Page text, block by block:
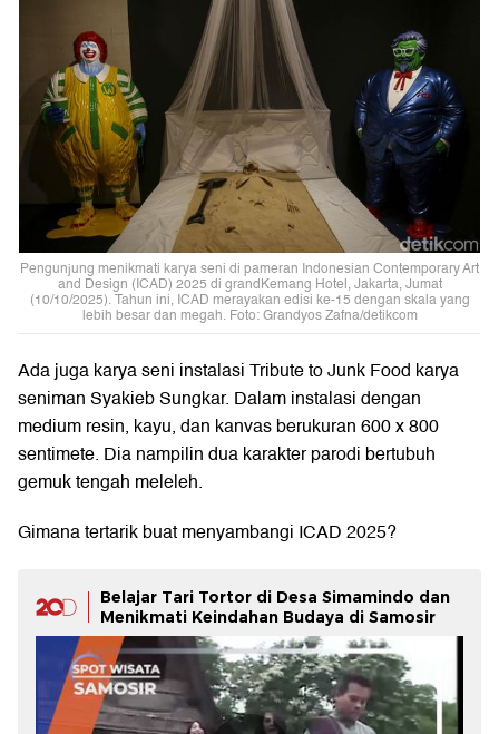
Pengunjung menikmati karya seni di pameran Indonesian Contemporary Art
and Design (ICAD) 2025 di grandKemang Hotel, Jakarta, Jumat
(10/10/2025). Tahun ini, ICAD merayakan edisi ke-15 dengan skala yang
lebih besar dan megah. Foto: Grandyos Zafna/detikcom
Ada juga karya seni instalasi Tribute to Junk Food karya
seniman Syakieb Sungkar. Dalam instalasi dengan
medium resin, kayu, dan kanvas berukuran 600 x 800
sentimete. Dia nampilin dua karakter parodi bertubuh
gemuk tengah meleleh.
Gimana tertarik buat menyambangi ICAD 2025?
Belajar Tari Tortor di Desa Simamindo dan
Menikmati Keindahan Budaya di Samosir